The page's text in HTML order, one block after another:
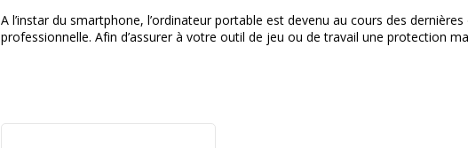
A l’instar du smartphone, l’ordinateur portable est devenu au cours des
professionnelle. Afin d’assurer à votre outil de jeu ou de travail une protection